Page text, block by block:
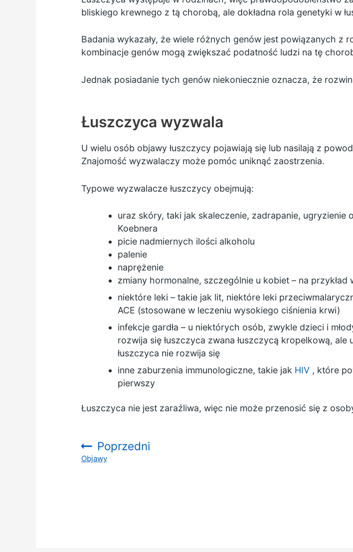
bliskiego krewnego z tą chorobą, ale dokładna rola genetyki w
Badania wykazały, że wiele różnych genów jest powiązanych z
kombinacje genów mogą zwiększać podatność ludzi na tę
Jednak posiadanie tych genów niekoniecznie oznacza, że
Łuszczyca wyzwala
U wielu osób objawy łuszczycy pojawiają się lub nasilają z
Znajomość wyzwalaczy może pomóc uniknąć zaostrzenia.
Typowe wyzwalacze łuszczycy obejmują:
uraz skóry, taki jak skaleczenie, zadrapanie, ugryzienie
Koebnera
picie nadmiernych ilości alkoholu
palenie
naprężenie
zmiany hormonalne, szczególnie u kobiet – na przykład
niektóre leki – takie jak lit, niektóre leki
ACE (stosowane w leczeniu wysokiego ciśnienia krwi)
infekcje gardła – u niektórych osób, zwykle dzieci i
rozwija się łuszczyca zwana łuszczycą kropelkową,
łuszczyca nie rozwija się
inne zaburzenia immunologiczne, takie jak HIV , które
pierwszy
Łuszczyca nie jest zaraźliwa, więc nie może przenosić się z
Poprzedni
:Objawy